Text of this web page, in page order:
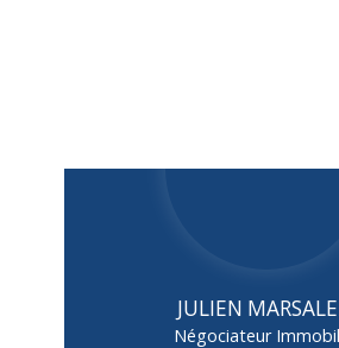
JULIEN
Négociateur